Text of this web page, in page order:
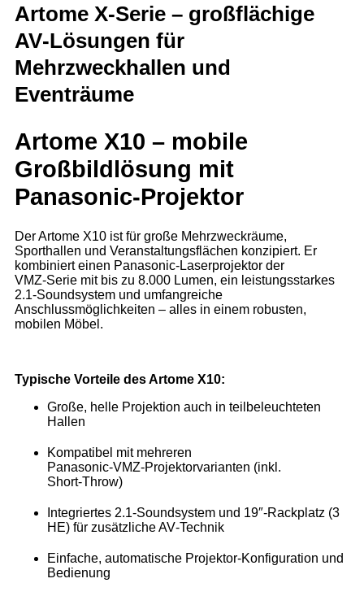
Artome X‑Serie – großflächige
AV‑Lösungen für
Mehrzweckhallen und
Eventräume
Artome X10 – mobile
Großbildlösung mit
Panasonic‑Projektor
Der Artome X10 ist für große Mehrzweckräume,
Sporthallen und Veranstaltungsflächen konzipiert. Er
kombiniert einen Panasonic‑Laserprojektor der
VMZ‑Serie mit bis zu 8.000 Lumen, ein leistungsstarkes
2.1‑Soundsystem und umfangreiche
Anschlussmöglichkeiten – alles in einem robusten,
mobilen Möbel.
Typische Vorteile des Artome X10:
Große, helle Projektion auch in teilbeleuchteten
Hallen
Kompatibel mit mehreren
Panasonic‑VMZ‑Projektorvarianten (inkl.
Short‑Throw)
Integriertes 2.1‑Soundsystem und 19″‑Rackplatz (3
HE) für zusätzliche AV‑Technik
Einfache, automatische Projektor‑Konfiguration und
Bedienung